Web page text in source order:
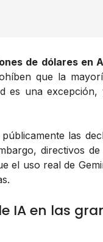
de dólares en
que la
es una
las
directivos
el uso real de
IA en las